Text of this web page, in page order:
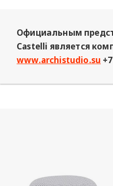
Официальным
Castelli является
www.archistudio.su